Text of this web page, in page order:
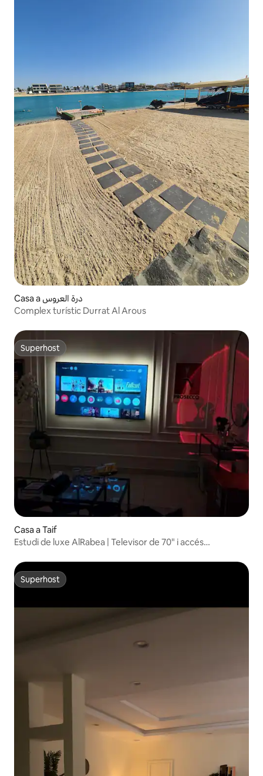
Casa a درة العروس
Complex turístic Durrat Al Arous
Superhost
Superhost
Casa a Taif
Estudi de luxe AlRabea | Televisor de 70" i accés
Superhost
Superhost